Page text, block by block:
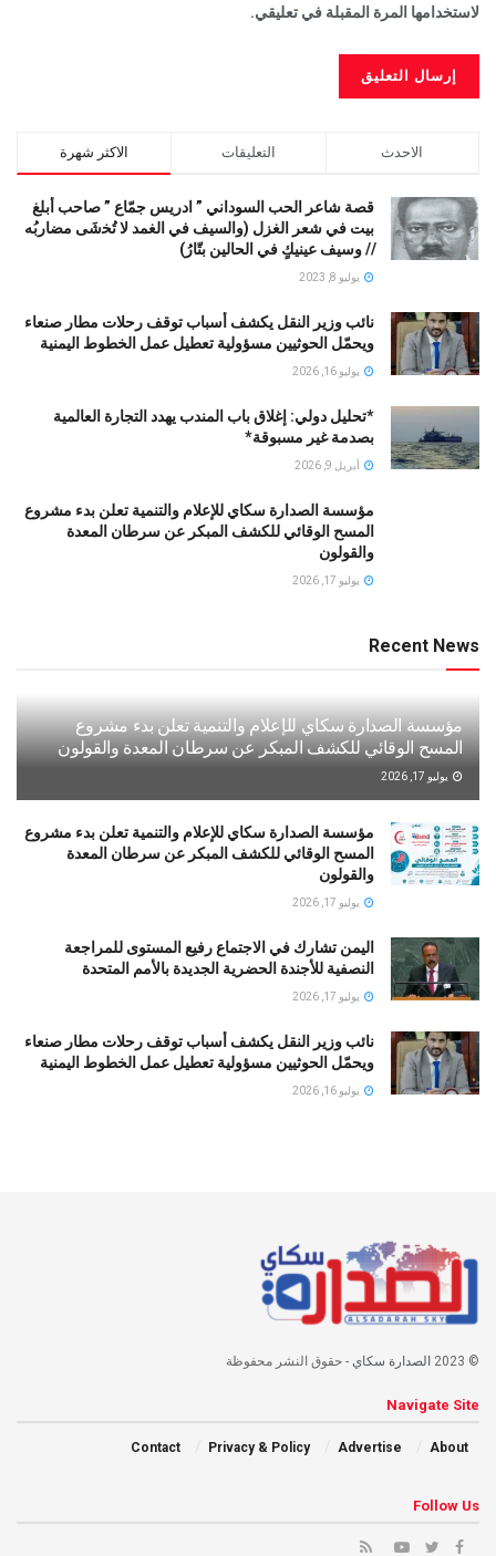
لاستخدامها المرة المقبلة في تعليقي.
الاكثر شهرة التعليقات الاحدث
قصة شاعر الحب السوداني ” ادريس جمّاع ” صاحب أبلغ
بيت في شعر الغزل (وﺍﻟﺴﻴﻒ ﻓﻲ الغمد ﻻ ﺗُﺨشَى مضاربُه
// ﻭﺳﻴﻒ ﻋﻴﻨﻴﻚٍ ﻓﻲ ﺍﻟﺤﺎﻟﻴﻦ ﺑﺘّﺎﺭُ)
يوليو 8, 2023
نائب وزير النقل يكشف أسباب توقف رحلات مطار صنعاء
ويحمّل الحوثيين مسؤولية تعطيل عمل الخطوط اليمنية
يوليو 16, 2026
*تحليل دولي: إغلاق باب المندب يهدد التجارة العالمية
بصدمة غير مسبوقة*
أبريل 9, 2026
مؤسسة الصدارة سكاي للإعلام والتنمية تعلن بدء مشروع
المسح الوقائي للكشف المبكر عن سرطان المعدة
والقولون
يوليو 17, 2026
Recent News
مؤسسة الصدارة سكاي للإعلام والتنمية تعلن بدء مشروع
المسح الوقائي للكشف المبكر عن سرطان المعدة والقولون
يوليو 17, 2026
مؤسسة الصدارة سكاي للإعلام والتنمية تعلن بدء مشروع
المسح الوقائي للكشف المبكر عن سرطان المعدة
والقولون
يوليو 17, 2026
اليمن تشارك في الاجتماع رفيع المستوى للمراجعة
النصفية للأجندة الحضرية الجديدة بالأمم المتحدة
يوليو 17, 2026
نائب وزير النقل يكشف أسباب توقف رحلات مطار صنعاء
ويحمّل الحوثيين مسؤولية تعطيل عمل الخطوط اليمنية
يوليو 16, 2026
© 2023 الصدارة سكاي- حقوق النشر محفوظة
Navigate Site
About
Advertise
Privacy & Policy
Contact
Follow Us